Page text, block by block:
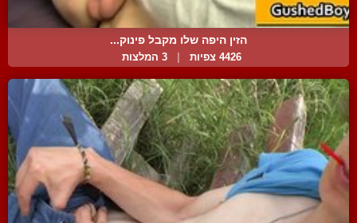
הזין היפה שלו מקבל פינוק...
4426 צפיות 3 המלצות